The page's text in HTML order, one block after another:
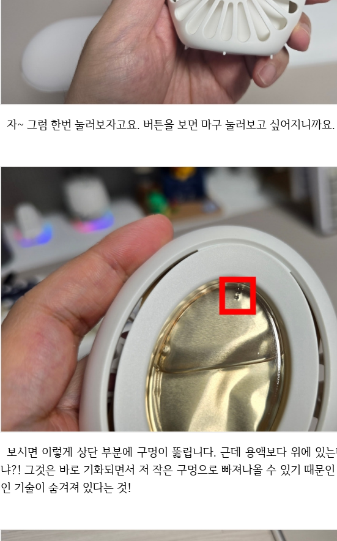
자~ 그럼 한번 눌러보자고요. 버튼을 보면 마구 눌러보고 싶어지니까요.
보시면 이렇게 상단 부분에 구멍이 뚫립니다. 근데 용액보다 위에 있는데 어떻게 이 용액이 스며드느
냐?! 그것은 바로 기화되면서 저 작은 구멍으로 빠져나올 수 있기 때문
인 기술이 숨겨져 있다는 것!